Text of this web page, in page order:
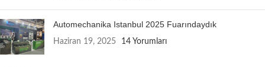
Automechanika Istanbul 2025 Fuarındaydık
Haziran 19, 2025 14 Yorumları